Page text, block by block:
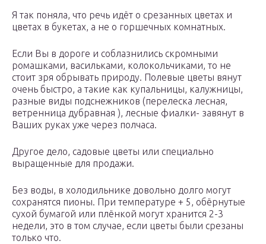
Я так поняла, что речь идёт о срезанных цветах и
цветах в букетах, а не о горшечных комнатных.
Если Вы в дороге и соблазнились скромными
ромашками, васильками, колокольчиками, то не
стоит зря обрывать природу. Полевые цветы вянут
очень быстро, а такие как купальницы, калужницы,
разные виды подснежников (перелеска лесная,
ветренница дубравная ), лесные фиалки- завянут в
Ваших руках уже через полчаса.
Другое дело, садовые цветы или специально
выращенные для продажи.
Без воды, в холодильнике довольно долго могут
сохранятся пионы. При температуре + 5, обёрнутые
сухой бумагой или плёнкой могут хранится 2-3
недели, это в том случае, если цветы были срезаны
только что.